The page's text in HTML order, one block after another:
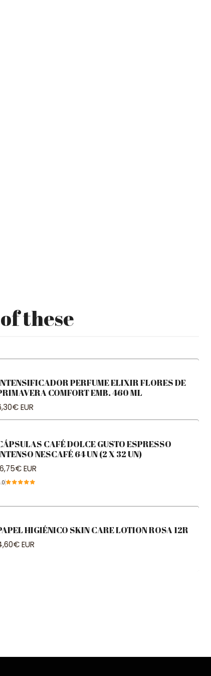
these
PERFUME ELIXIR FLORES DE
COMFORT EMB. 460 ML
EUR
CAFÉ DOLCE GUSTO ESPRESSO
NESCAFÉ 64 UN (2 X 32 UN)
EUR
HIGIÉNICO SKIN CARE LOTION ROSA 12R
EUR